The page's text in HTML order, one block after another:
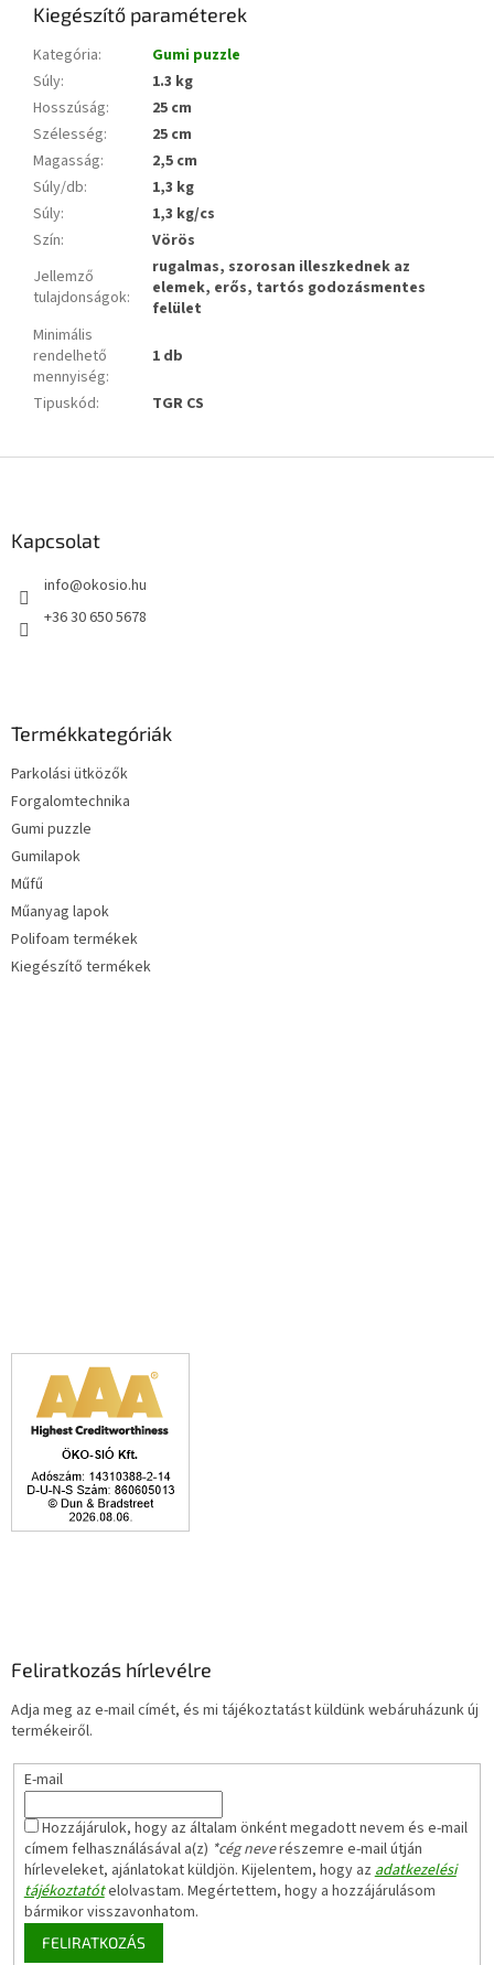
Kiegészítő paraméterek
Kategória:
Gumi puzzle
Súly:
1.3 kg
Hosszúság:
25 cm
Szélesség:
25 cm
Magasság:
2,5 cm
Súly/db:
1,3 kg
Súly:
1,3 kg/cs
Szín:
Vörös
Jellemző
tulajdonságok:
rugalmas, szorosan illeszkednek az
elemek, erős, tartós godozásmentes
felület
Minimális
rendelhető
mennyiség:
1 db
Tipuskód: TGR CS
Kapcsolat
info@okosio.hu
+36 30 650 5678
Termékkategóriák
Parkolási ütközők
Forgalomtechnika
Gumi puzzle
Gumilapok
Műfű
Műanyag lapok
Polifoam termékek
Kiegészítő termékek
Feliratkozás hírlevélre
Adja meg az e-mail címét, és mi tájékoztatást küldünk webáruházunk új
termékeiről.
E-mail
Hozzájárulok, hogy az általam önként megadott nevem és e-mail
címem felhasználásával a(z) *cég neverészemre e-mail útján
hírleveleket, ajánlatokat küldjön. Kijelentem, hogy azadatkezelési
tájékoztatótelolvastam. Megértettem, hogy a hozzájárulásom
bármikor visszavonhatom.
FELIRATKOZÁS